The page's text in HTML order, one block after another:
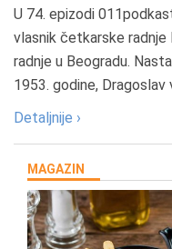
U 74. epizodi
vlasnik četkarske
radnje u Beogradu.
1953. godine, Dragoslav
Detaljnije ›
MAGAZIN